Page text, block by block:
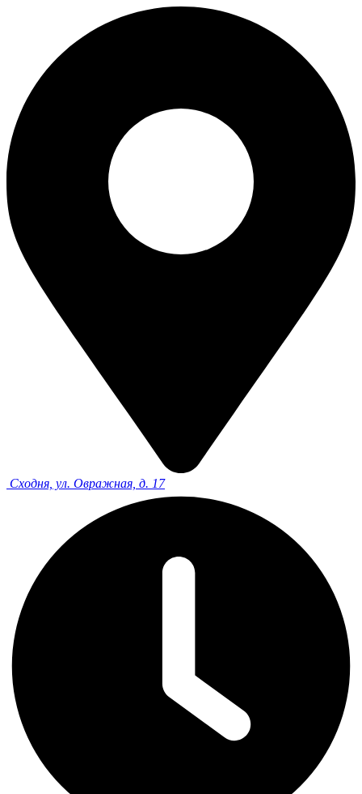
Сходня, ул. Овражная, д. 17